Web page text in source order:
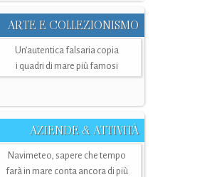
ARTE E COLLEZIONISMO
Un’autentica falsaria copia
i quadri di mare più famosi
AZIENDE & ATTIVITÀ
Navimeteo, sapere che tempo
farà in mare conta ancora di più